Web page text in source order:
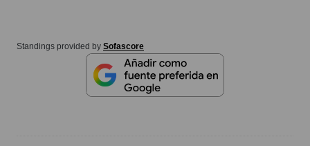
Standings provided by Sofascore